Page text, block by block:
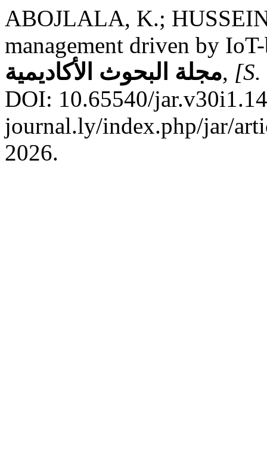
ABOJLALA, K.;
management driven by
مجلة البحوث الأكاديمية,
DOI: 10.65540/
journal.ly/index.php/jar/
2026.